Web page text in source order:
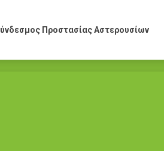
Προστασίας Αστερουσίων